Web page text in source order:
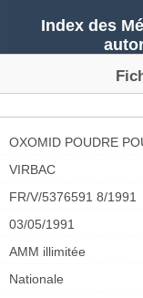
Index des
OXOMID POUDRE
VIRBAC
FR/V/5376591 8/1991
03/05/1991
AMM illimitée
Nationale